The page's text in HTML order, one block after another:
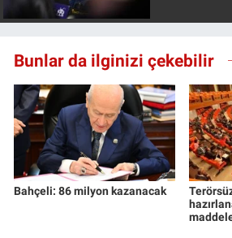
Bunlar da ilginizi çekebilir
Bahçeli: 86 milyon kazanacak
Nedir
Popüler
Programlar
Sağlık
Spor